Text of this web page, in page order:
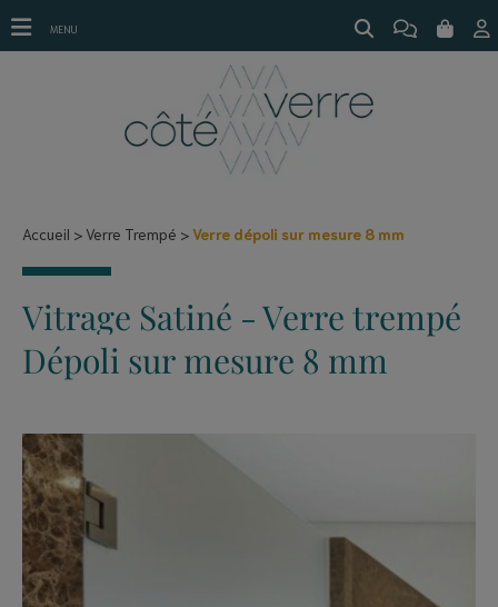
Verre dépoli sur mesure 8 mm
Accueil Verre Trempé Verre dépoli sur mesure 8 mm
Vitrage Satiné - Verre trempé
Dépoli sur mesure 8 mm
MENU